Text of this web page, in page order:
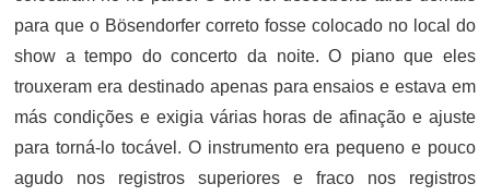
para que o Bösendorfer correto fosse colocado no local do
show a tempo do concerto da noite. O piano que eles
trouxeram era destinado apenas para ensaios e estava em
más condições e exigia várias horas de afinação e ajuste
para torná-lo tocável. O instrumento era pequeno e pouco
agudo nos registros superiores e fraco nos registros